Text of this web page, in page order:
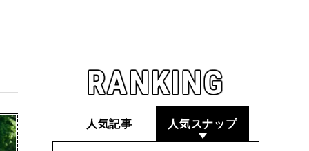
RANKING
人気記事 人気スナップ